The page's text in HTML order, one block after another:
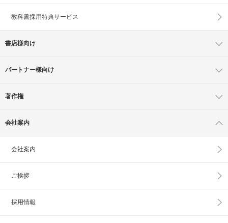
教科書採用特典サービス
書店様向け
パートナー様向け
著作権
会社案内
会社案内
ご挨拶
採用情報